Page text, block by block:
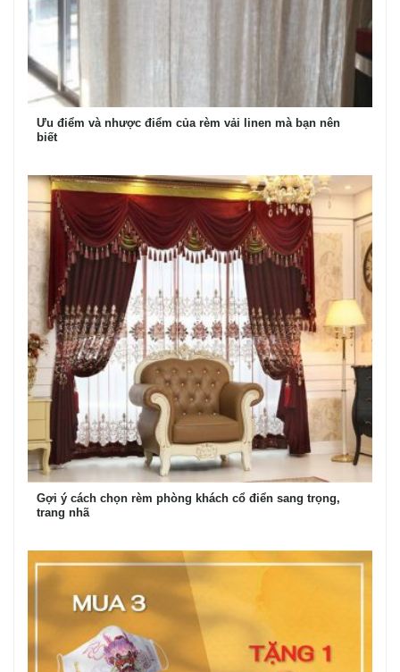
Ưu điểm và nhược điểm của rèm vải linen mà bạn nên
biết
Gợi ý cách chọn rèm phòng khách cổ điển sang trọng,
trang nhã